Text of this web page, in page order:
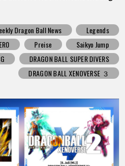
Dragon Ball News
Legends
Preise
Saikyo Jump
DRAGON BALL SUPER DIVERS
DRAGON BALL XENOVERSE ３